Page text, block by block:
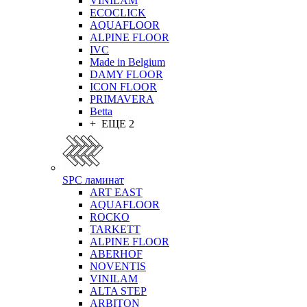
ECOCLICK
AQUAFLOOR
ALPINE FLOOR
IVC
Made in Belgium
DAMY FLOOR
ICON FLOOR
PRIMAVERA
Betta
+ ЕЩЕ 2
SPC ламинат
ART EAST
AQUAFLOOR
ROCKO
TARKETT
ALPINE FLOOR
ABERHOF
NOVENTIS
VINILAM
ALTA STEP
ARBITON